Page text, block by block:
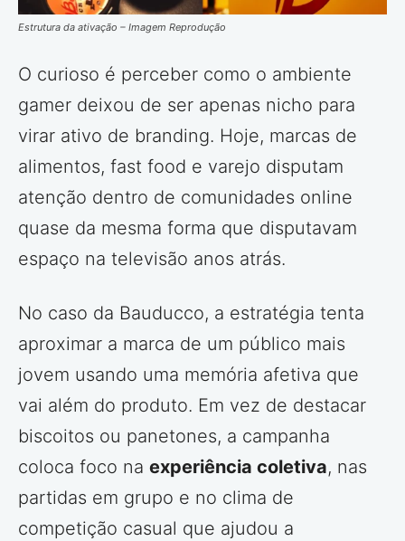
Estrutura da ativação – Imagem Reprodução
O curioso é perceber como o ambiente
gamer deixou de ser apenas nicho para
virar ativo de branding. Hoje, marcas de
alimentos, fast food e varejo disputam
atenção dentro de comunidades online
quase da mesma forma que disputavam
espaço na televisão anos atrás.
No caso da Bauducco, a estratégia tenta
aproximar a marca de um público mais
jovem usando uma memória afetiva que
vai além do produto. Em vez de destacar
biscoitos ou panetones, a campanha
coloca foco na experiência coletiva, nas
partidas em grupo e no clima de
competição casual que ajudou a